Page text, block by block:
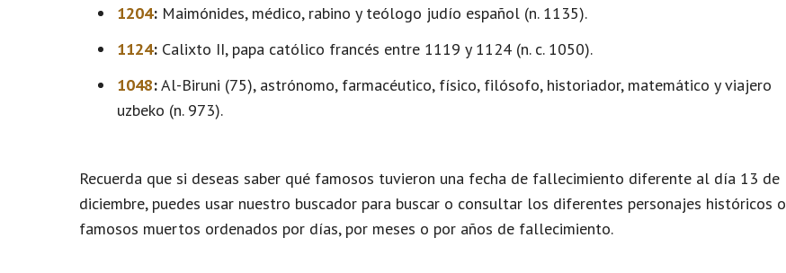
1204: Maimónides, médico, rabino y teólogo judío español (n. 1135).
1124: Calixto II, papa católico francés entre 1119 y 1124 (n. c. 1050).
1048:Al-Biruni (75), astrónomo, farmacéutico, físico, filósofo, historiador, matemático y viajero
uzbeko (n. 973).
Recuerda que si deseas saber qué famosos tuvieron una fecha de fallecimiento diferente al día 13 de
diciembre, puedes usar nuestro buscador para buscar o consultar los diferentes personajes históricos o
famosos muertos ordenados por días, por meses o por años de fallecimiento.